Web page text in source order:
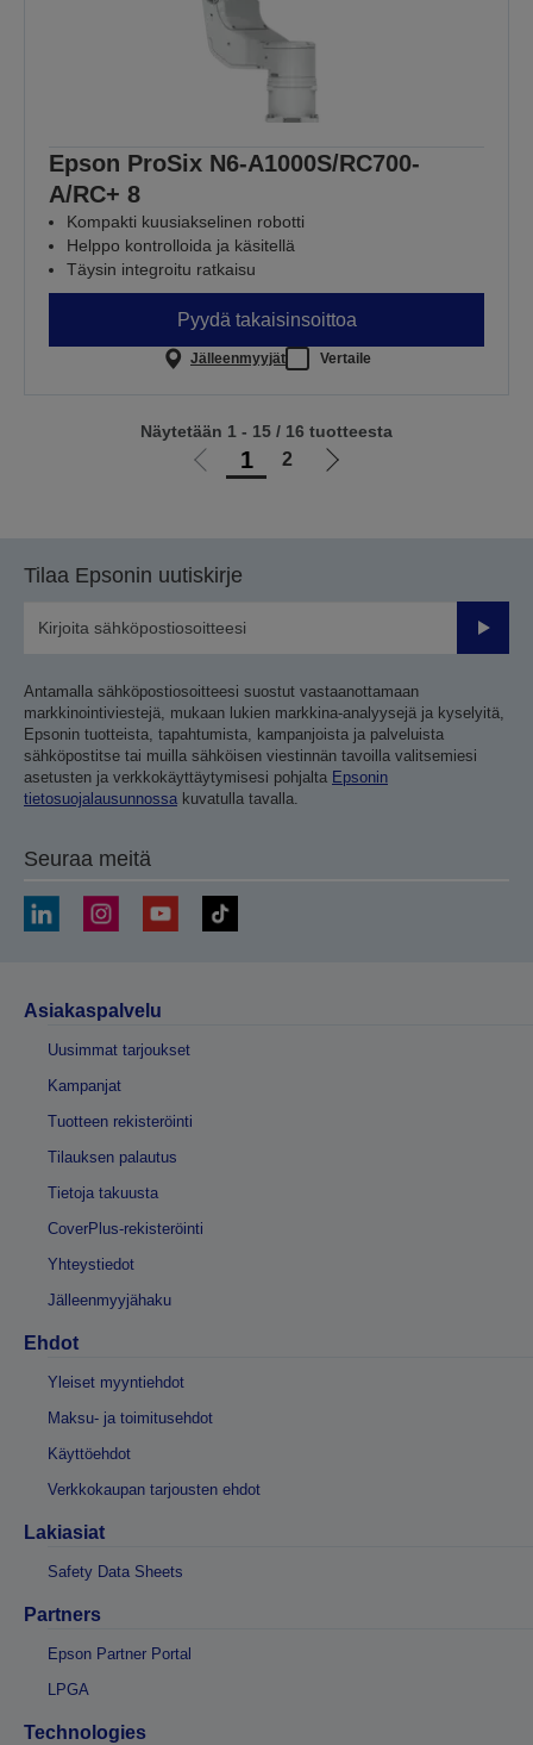
Epson ProSix N6-A1000S/RC700-
A/RC+ 8
Kompakti kuusiakselinen robotti
Helppo kontrolloida ja käsitellä
Täysin integroitu ratkaisu
Pyydä takaisinsoittoa
Jälleenmyyjät Vertaile
Siirry1 2
Siirry
Näytetään 1 - 15 / 16 tuotteesta
Tilaa Epsonin uutiskirje
Lähetä
Antamalla sähköpostiosoitteesi suostut vastaanottamaan
markkinointiviestejä, mukaan lukien markkina-analyysejä ja kyselyitä,
Epsonin tuotteista, tapahtumista, kampanjoista ja palveluista
sähköpostitse tai muilla sähköisen viestinnän tavoilla valitsemiesi
asetusten ja verkkokäyttäytymisesi pohjalta Epsonin
tietosuojalausunnossa kuvatulla tavalla.
Seuraa meitä
Asiakaspalvelu
Uusimmat tarjoukset
Kampanjat
Tuotteen rekisteröinti
Tilauksen palautus
Tietoja takuusta
CoverPlus-rekisteröinti
Yhteystiedot
Jälleenmyyjähaku
Ehdot
Yleiset myyntiehdot
Maksu- ja toimitusehdot
Käyttöehdot
Verkkokaupan tarjousten ehdot
Lakiasiat
Safety Data Sheets
Partners
Epson Partner Portal
LPGA
Technologies